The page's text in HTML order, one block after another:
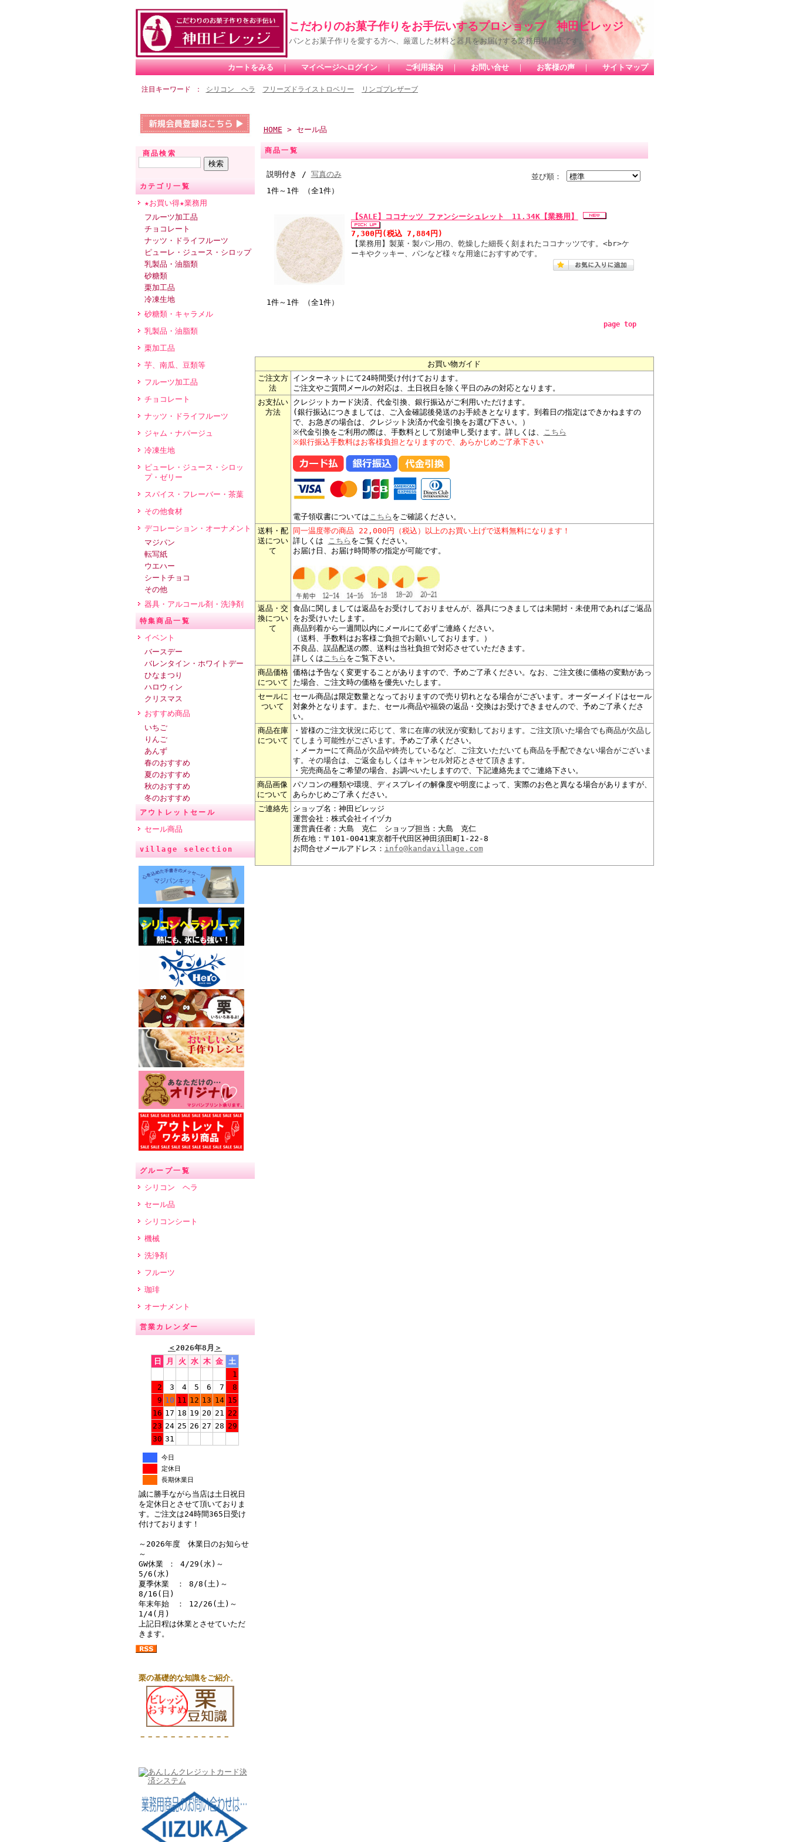
こだわりのお菓子作りをお手伝いするプロショップ 神田ビレッジ
パンとお菓子作りを愛する方へ、厳選した材料と器具をお届けする業務用専門店です。
カートをみる ｜ マイページへログイン ｜ ご利用案内 ｜ お問い合せ ｜ お客様の声 ｜ サイトマップ
注目キーワード シリコン ヘラ フリーズドライストロベリー リンゴプレザーブ
商品検索
カテゴリ一覧
★お買い得★業務用
フルーツ加工品
チョコレート
ナッツ・ドライフルーツ
ピューレ・ジュース・シロップ
乳製品・油脂類
砂糖類
栗加工品
冷凍生地
砂糖類・キャラメル
乳製品・油脂類
栗加工品
芋、南瓜、豆類等
フルーツ加工品
チョコレート
ナッツ・ドライフルーツ
ジャム・ナパージュ
冷凍生地
ピューレ・ジュース・シロッ
プ・ゼリー
スパイス・フレーバー・茶葉
その他食材
デコレーション・オーナメント
マジパン
転写紙
ウエハー
シートチョコ
その他
器具・アルコール剤・洗浄剤
特集商品一覧
イベント
バースデー
バレンタイン・ホワイトデー
ひなまつり
ハロウィン
クリスマス
おすすめ商品
いちご
りんご
あんず
春のおすすめ
夏のおすすめ
秋のおすすめ
冬のおすすめ
アウトレットセール
セール商品
village selection
グループ一覧
シリコン ヘラ
セール品
シリコンシート
機械
洗浄剤
フルーツ
珈琲
オーナメント
営業カレンダー
＜2026年8月 ＞
日
月 火 水 木 金 土
1
2
3 4 5 6 7
8
9 10 11 12 13 14 15
16 17 18 19 20 21 22
23 24 25 26 27 28 29
30 31
今日
定休日
長期休業日
誠に勝手ながら当店は土日祝日
を定休日とさせて頂いておりま
す。ご注文は24時間365日受け
付けております！
～2026年度 休業日のお知らせ
～
GW休業 ： 4/29(水)～
5/6(水)
夏季休業 ： 8/8(土)～
8/16(日)
年末年始 ： 12/26(土)～
1/4(月)
上記日程は休業とさせていただ
きます。
栗の基礎的な知識をご紹介。
－－－－－－－－－－－－
HOME > セール品
商品一覧
並び順：
説明付き / 写真のみ
1件～1件 （全1件）
【SALE】ココナッツ ファンシーシュレット 11.34K【業務用】
7,300円(税込 7,884円)
【業務用】製菓・製パン用の、乾燥した細長く刻まれたココナッツです。<br>ケ
ーキやクッキー、パンなど様々な用途におすすめです。
1件～1件 （全1件）
page top
お買い物ガイド
ご注文方
法
インターネットにて24時間受け付けております。
ご注文やご質問メールの対応は、土日祝日を除く平日のみの対応となります。
お支払い
方法
クレジットカード決済、代金引換、銀行振込がご利用いただけます。
(銀行振込につきましては、ご入金確認後発送のお手続きとなります。到着日の指定はできかねますの
で、お急ぎの場合は、クレジット決済か代金引換をお選び下さい。）
※代金引換をご利用の際は、手数料として別途申し受けます。詳しくは、 こちら
※銀行振込手数料はお客様負担となりますので、あらかじめご了承下さい
電子領収書についてはこちら をご確認ください。
送料・配
送につい
て
同一温度帯の商品 22,000円（税込）以上のお買い上げで送料無料になります！
詳しくは こちら をご覧ください。
お届け日、お届け時間帯の指定が可能です。
返品・交
換につい
て
食品に関しましては返品をお受けしておりませんが、器具につきましては未開封・未使用であればご返品
をお受けいたします。
商品到着から一週間以内にメールにて必ずご連絡ください。
（送料、手数料はお客様ご負担でお願いしております。）
不良品、誤品配送の際、送料は当社負担で対応させていただきます。
詳しくはこちら をご覧下さい。
商品価格
について
価格は予告なく変更することがありますので、予めご了承ください。なお、ご注文後に価格の変動があっ
た場合、ご注文時の価格を優先いたします。
セールに
ついて
セール商品は限定数量となっておりますので売り切れとなる場合がございます。オーダーメイドはセール
対象外となります。また、セール商品や福袋の返品・交換はお受けできませんので、予めご了承くださ
い。
商品在庫
について
・皆様のご注文状況に応じて、常に在庫の状況が変動しております。ご注文頂いた場合でも商品が欠品し
てしまう可能性がございます。 予めご了承ください。
・メーカーにて商品が欠品や終売しているなど、ご注文いただいても商品を手配できない場合がございま
す。その場合は、ご返金もしくはキャンセル対応とさせて頂きます。
・完売商品をご希望の場合、お調べいたしますので、下記連絡先までご連絡下さい。
商品画像
について
パソコンの種類や環境、ディスプレイの解像度や明度によって、実際のお色と異なる場合がありますが、
あらかじめご了承ください。
ご連絡先
ショップ名：神田ビレッジ
運営会社：株式会社イイヅカ
運営責任者：大島 克仁 ショップ担当：大島 克仁
所在地：〒101-0041東京都千代田区神田須田町1-22-8
お問合せメールアドレス： info@kandavillage.com